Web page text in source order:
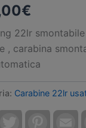
€
22lr smontabile
, carabina
Carabine 22lr
Twitter Pinterest